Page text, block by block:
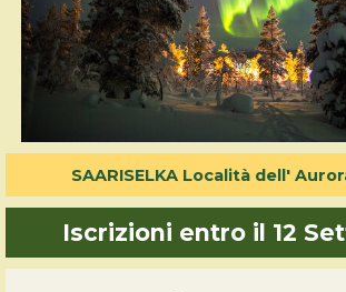
SAARISELKA Località dell'
Iscrizioni entro il 12